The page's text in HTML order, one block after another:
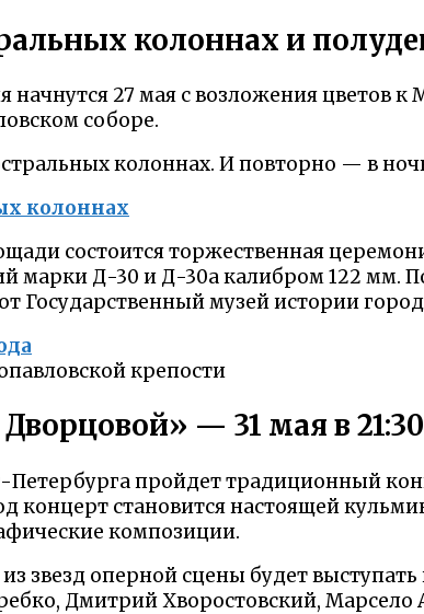
колоннах и
27 мая с возложения цветов
соборе.
колоннах. И повторно — в
состоится торжественная
марки Д-30 и Д-30а калибром 122 мм.
Государственный музей истории
крепости
— 31 мая в 21:30
Петербурга пройдет традиционный
становится настоящей
композиции.
звезд оперной сцены будет
Дмитрий Хворостовский, Марсело